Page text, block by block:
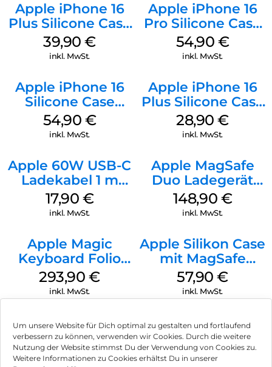
Um unsere Website für Dich optimal zu gestalten und fortlaufend
verbessern zu können, verwenden wir Cookies. Durch die weitere
Nutzung der Website stimmst Du der Verwendung von Cookies zu.
Weitere Informationen zu Cookies erhältst Du in unserer
Apple iPhone 16
Plus Silicone Case
MagSafe Plum
39,90€
inkl. MwSt.
Apple iPhone 16
Pro Silicone Case
MagSafe Black
54,90 €
inkl. MwSt.
Apple iPhone 16
Silicone Case
MagSafe Lake
Green
54,90 €
inkl. MwSt.
Apple iPhone 16
Plus Silicone Case
MagSafe Black
28,90€
inkl. MwSt.
Apple 60W USB-C
Ladekabel 1 m
Weiß
17,90 €
inkl. MwSt.
Apple MagSafe
Duo Ladegerät
Weiß
148,90 €
inkl. MwSt.
Apple Magic
Keyboard Folio
iPad 10.9″ (10.Gen.)
Weiß
293,90€
inkl. MwSt.
Apple Silikon Case
mit MagSafe
iPhone 14 Pro
(PRODUCT)RED
57,90€
inkl. MwSt.
Impressum